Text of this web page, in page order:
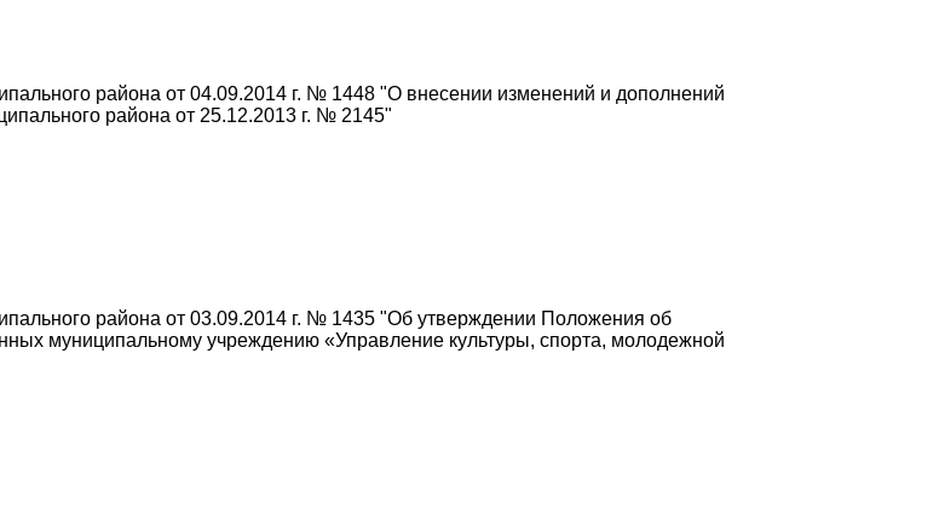
района от 04.09.2014 г. № 1448 "О внесении изменений и дополнений
района от 25.12.2013 г. № 2145"
района от 03.09.2014 г. № 1435 "Об утверждении Положения об
муниципальному учреждению «Управление культуры, спорта, молодежной